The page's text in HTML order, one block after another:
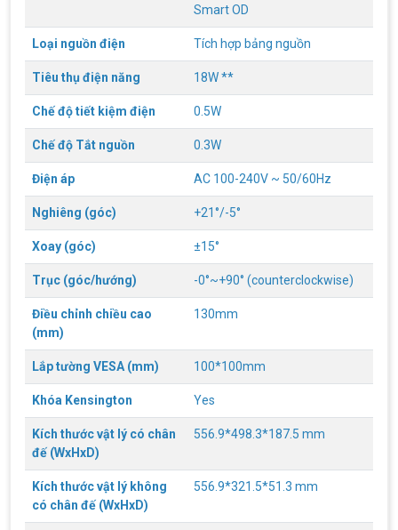
Smart OD
Loại nguồn điện Tích hợp bảng nguồn
Tiêu thụ điện năng 18W **
Chế độ tiết kiệm điện 0.5W
Chế độ Tắt nguồn 0.3W
Điện áp AC 100-240V ~ 50/60Hz
Nghiêng (góc) +21°/-5°
Xoay (góc) ±15°
Trục (góc/hướng) -0°~+90° (counterclockwise)
Điều chỉnh chiều cao
(mm)
130mm
Lắp tường VESA (mm) 100*100mm
Khóa Kensington Yes
Kích thước vật lý có chân
đế (WxHxD)
556.9*498.3*187.5 mm
Kích thước vật lý không
có chân đế (WxHxD)
556.9*321.5*51.3 mm
Top 18 tựa game PC huyền thoại gắn liền
với tuổi thơ của game thủ Việt vào những
năm 2000
Top 18 tựa game PC huyền thoại gắn liền với tuổi
Họa AMD Radeon™ RX 6600 XT
ASRock Công Bố Series Cạc Đồ Họa AMD
Radeon™ RX 6600 XT Cung Cấp Hiệu Suất Chơi
Nên Hay Không Dùng Tivi Thay Cho Màn
Hình Máy Tính?
Nhiều người dùng băn khoăn trong việc có nên sử